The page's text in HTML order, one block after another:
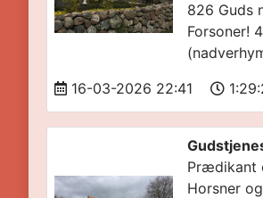
826 Guds
Forsoner!
16-03-2026 22:41
Prædikant
Horsner